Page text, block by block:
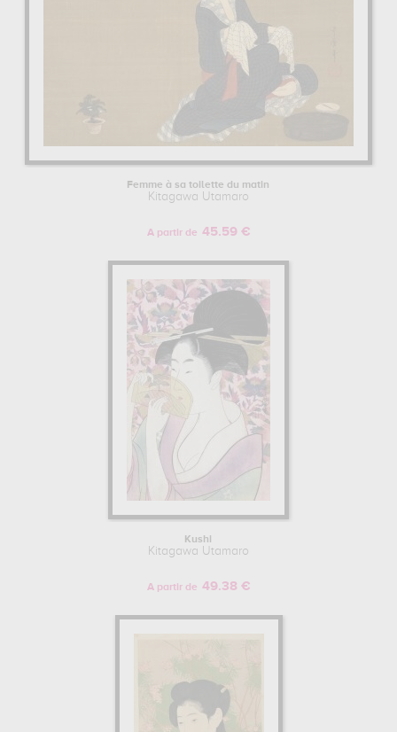
Femme à sa toilette du matin
Kitagawa Utamaro
A partir de 45.59 €
Kushi
Kitagawa Utamaro
A partir de 49.38 €